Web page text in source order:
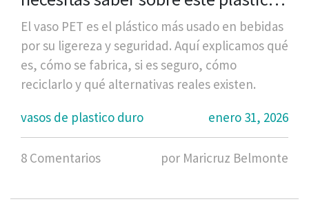
duro usado en bebidas
El vaso PET es el plástico más usado en bebidas
por su ligereza y seguridad. Aquí explicamos qué
es, cómo se fabrica, si es seguro, cómo
reciclarlo y qué alternativas reales existen.
vasos de plastico duro
enero 31, 2026
8 Comentarios por Maricruz Belmonte